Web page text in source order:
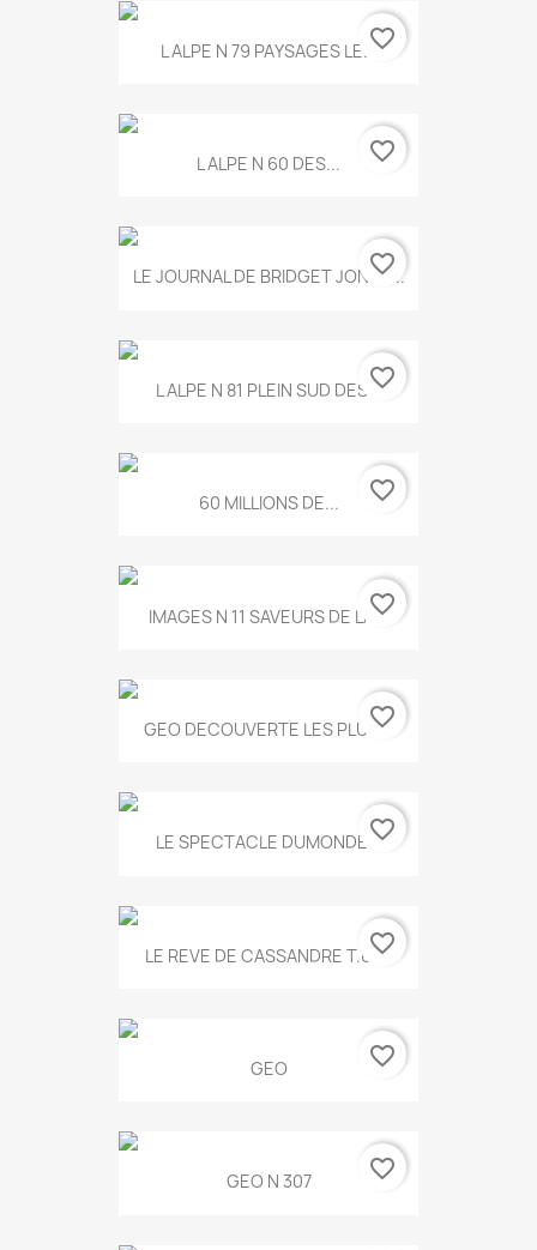
L ALPE N 79 PAYSAGES LE...favorite_border
L ALPE N 60 DES... favorite_border
LE JOURNAL DE BRIDGET JONES...
favorite_border
L ALPE N 81 PLEIN SUD DES...favorite_border
60 MILLIONS DE... favorite_border
IMAGES N 11 SAVEURS DE LA...
favorite_border
GEO DECOUVERTE LES PLUS...
favorite_border
LE SPECTACLE DUMONDE...favorite_border
LE REVE DE CASSANDRE T.634
favorite_border
GEO favorite_border
GEO N 307 favorite_border